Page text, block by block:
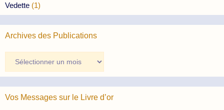
Vedette (1)
Archives des Publications
des
Publications
Vos Messages sur le Livre d’or